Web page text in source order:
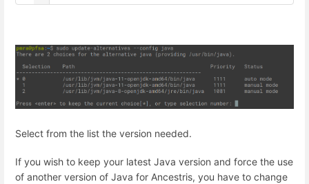
Select from the list the version needed.
If you wish to keep your latest Java version and force the use
of another version of Java for Ancestris, you have to change